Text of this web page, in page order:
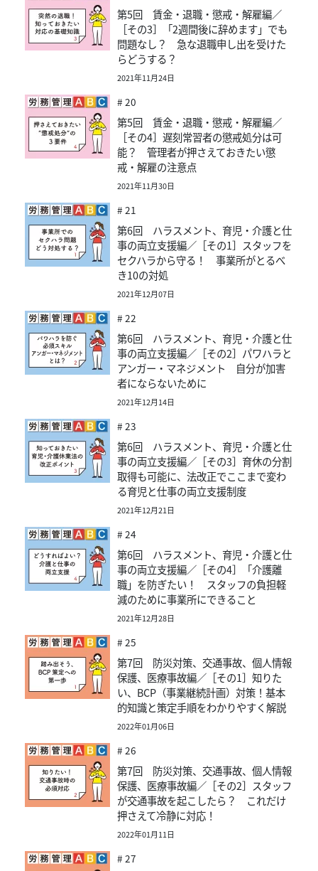
第5回 賃金・退職・懲戒・解雇編／
［その3］「2週間後に辞めます」でも
問題なし？ 急な退職申し出を受けた
らどうする？
2021年11月24日
# 20
第5回 賃金・退職・懲戒・解雇編／
［その4］遅刻常習者の懲戒処分は可
能？ 管理者が押さえておきたい懲
戒・解雇の注意点
2021年11月30日
# 21
第6回 ハラスメント、育児・介護と仕
事の両立支援編／［その1］スタッフを
セクハラから守る！ 事業所がとるべ
き10の対処
2021年12月07日
# 22
第6回 ハラスメント、育児・介護と仕
事の両立支援編／［その2］パワハラと
アンガー・マネジメント 自分が加害
者にならないために
2021年12月14日
# 23
第6回 ハラスメント、育児・介護と仕
事の両立支援編／［その3］育休の分割
取得も可能に、法改正でここまで変わ
る育児と仕事の両立支援制度
2021年12月21日
# 24
第6回 ハラスメント、育児・介護と仕
事の両立支援編／［その4］「介護離
職」を防ぎたい！ スタッフの負担軽
減のために事業所にできること
2021年12月28日
# 25
第7回 防災対策、交通事故、個人情報
保護、医療事故編／［その1］知りた
い、BCP（事業継続計画）対策！基本
的知識と策定手順をわかりやすく解説
2022年01月06日
# 26
第7回 防災対策、交通事故、個人情報
保護、医療事故編／［その2］スタッフ
が交通事故を起こしたら？ これだけ
押さえて冷静に対応！
2022年01月11日
# 27